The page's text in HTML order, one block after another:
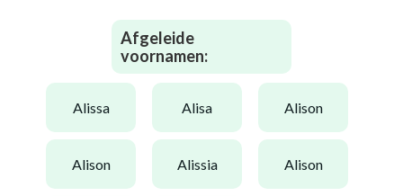
Afgeleide
voornamen:
alissa alisa alison
alison alissia alison